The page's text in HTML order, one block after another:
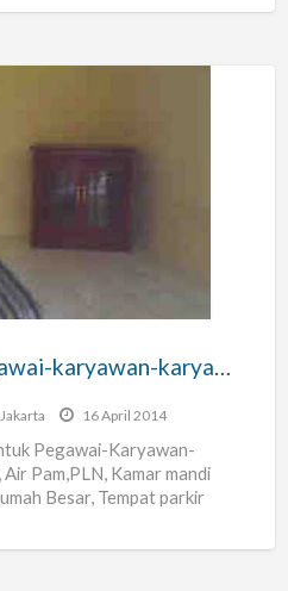
Kamar Indekos Pegawai-karyawan-karyawati
16 April 2014
Pegawai-Karyawan-
Pam,PLN, Kamar mandi
Besar, Tempat parkir